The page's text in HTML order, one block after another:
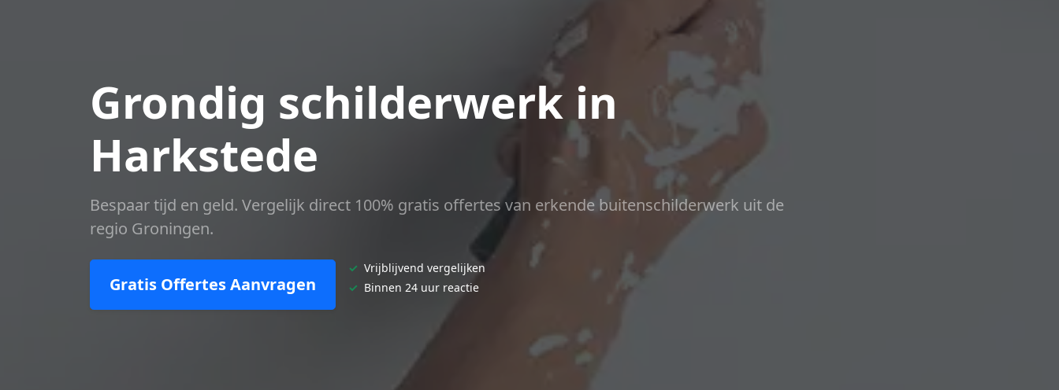
Grondig schilderwerk in
Harkstede
Bespaar tijd en geld. Vergelijk direct 100% gratis offertes van erkende buitenschilderwerk uit de
regio Groningen.
Gratis Offertes Aanvragen
✓ Vrijblijvend vergelijken
✓ Binnen 24 uur reactie